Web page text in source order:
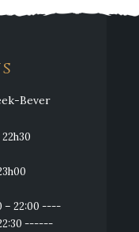
Bever
– 22:00 ----
------